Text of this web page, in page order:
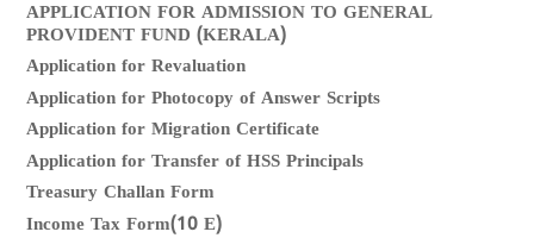
APPLICATION FOR ADMISSION TO GENERAL
PROVIDENT FUND (KERALA)
Application for Revaluation
Application for Photocopy of Answer Scripts
Application for Migration Certificate
Application for Transfer of HSS Principals
Treasury Challan Form
Income Tax Form(10 E)